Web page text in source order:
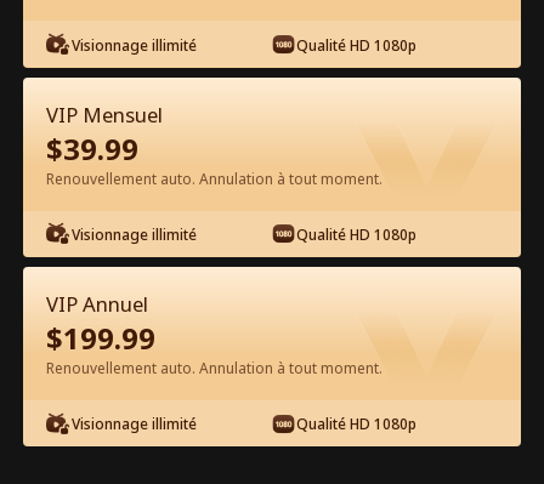
Épisode 36 - Ne Rejette Jamais une
Princesse-Louve Film complet
0-49 50-58 Tous les épisodes
Visionnage illimité Qualité HD 1080p
VIP Mensuel
$39.99
Renouvellement auto. Annulation à tout moment.
Visionnage illimité Qualité HD 1080p
VIP Annuel
$199.99
Renouvellement auto. Annulation à tout moment.
Visionnage illimité Qualité HD 1080p